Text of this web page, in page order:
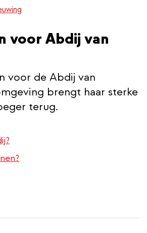
voor Abdij van
voor de Abdij van
brengt haar sterke
terug.